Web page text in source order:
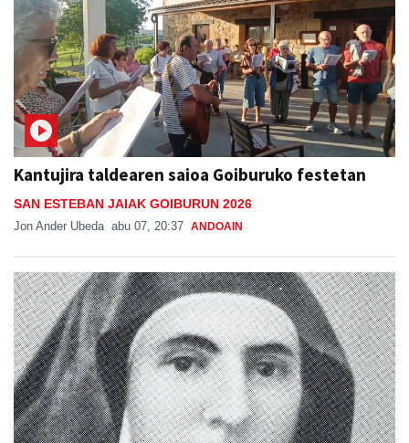
Kantujira taldearen saioa Goiburuko festetan
SAN ESTEBAN JAIAK GOIBURUN 2026
Jon Ander Ubeda abu 07, 20:37 ANDOAIN